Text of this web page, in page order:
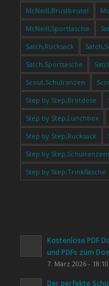
McNeill,Brustbeutel
McNeill,Sporttasche
Satch,Rucksack
Satch,Sporttasche
Scout,Schulranzen
Step by Step,Brotdose
Step by Step,Lunchbox
Step by Step,Rucksack
Step by
Step by Step,Trinkflasche
Kostenlose PDF
und PDFs zum
7. März 2026 - 18:10
Der perfekte